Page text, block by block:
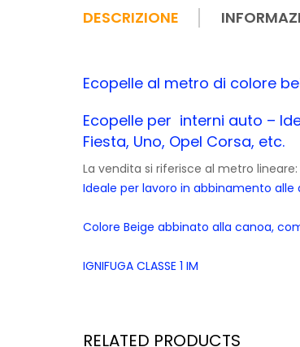
DESCRIZIONE
Ecopelle al metro di colore
Ecopelle per interni auto –
Fiesta, Uno, Opel Corsa, etc.
La vendita si riferisce al metro
Ideale per lavoro in abbinamento alle
Colore Beige abbinato alla canoa,
IGNIFUGA CLASSE 1 IM
RELATED PRODUCTS